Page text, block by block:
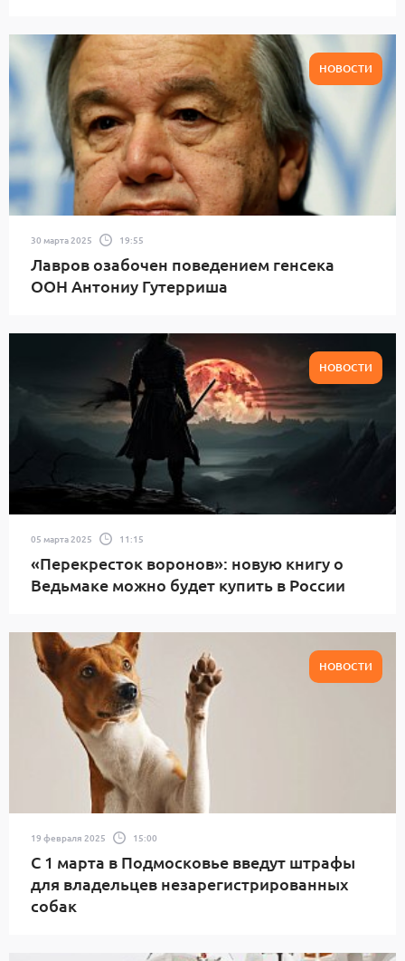
НОВОСТИ
30 марта 2025 19:55
Лавров озабочен поведением генсека
ООН Антониу Гутерриша
НОВОСТИ
05 марта 2025 11:15
«Перекресток воронов»: новую книгу о
Ведьмаке можно будет купить в России
НОВОСТИ
19 февраля 2025 15:00
С 1 марта в Подмосковье введут штрафы
для владельцев незарегистрированных
собак